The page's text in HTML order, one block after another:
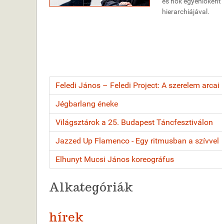
hierarchiájával.
Feledi János – Feledi Project: A szerelem arcai
Jégbarlang éneke
Világsztárok a 25. Budapest Táncfesztiválon
Jazzed Up Flamenco - Egy ritmusban a szívvel
Elhunyt Mucsi János koreográfus
Alkategóriák
hírek